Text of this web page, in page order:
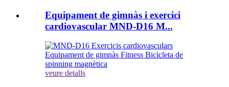
Equipament de gimnàs i exercici
cardiovascular MND-D16 M...
veure detalls